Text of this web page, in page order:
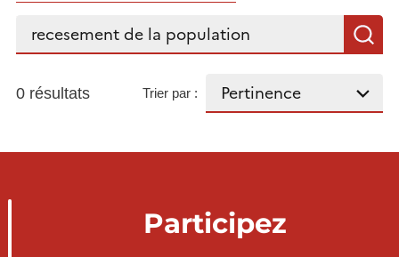
0 résultats Trier par :
Participez